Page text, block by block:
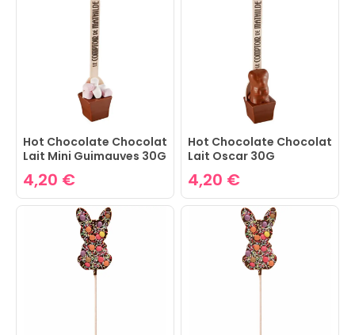
Hot Chocolate Chocolat
Lait Mini Guimauves 30G
4,20 €
Hot Chocolate Chocolat
Lait Oscar 30G
4,20 €